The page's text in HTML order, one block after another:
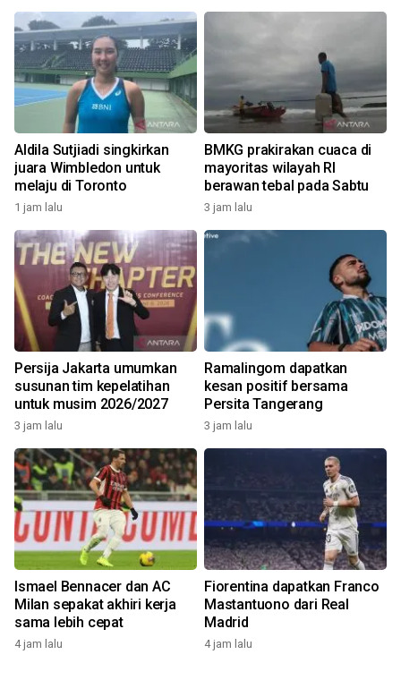
Aldila Sutjiadi singkirkan
juara Wimbledon untuk
melaju di Toronto
1 jam lalu
BMKG prakirakan cuaca di
mayoritas wilayah RI
berawan tebal pada Sabtu
3 jam lalu
Persija Jakarta umumkan
susunan tim kepelatihan
untuk musim 2026/2027
3 jam lalu
Ramalingom dapatkan
kesan positif bersama
Persita Tangerang
3 jam lalu
Ismael Bennacer dan AC
Milan sepakat akhiri kerja
sama lebih cepat
4 jam lalu
Fiorentina dapatkan Franco
Mastantuono dari Real
Madrid
4 jam lalu